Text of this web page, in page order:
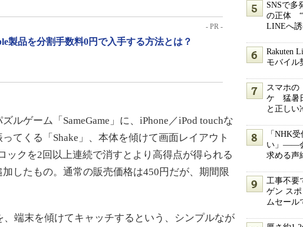
- PR -
製品を分割手数料0円で入手する方法とは？
ゲーム「SameGame」に、iPhone／iPod touchな
てくる「Shake」、本体を傾けて画面レイアウト
ックを2回以上連続で消すとより高得点が得られる
加したもの。通常の販売価格は450円だが、期間限
端末を傾けてキャッチするという、シンプルなが
SNSで多
の正体 “
LINEへ
Rakuten
モバイル
スマホの
ケ 猛暑
と正しい
「NHK
い」――
求める声
工事不要
ゲン スポ
ムセール